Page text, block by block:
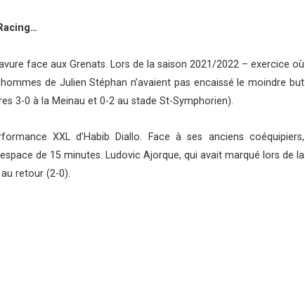
face aux Grenats. Lors de la saison 2021/2022 – exercice où
de Julien Stéphan n’avaient pas encaissé le moindre but
3-0 à la Meinau et 0-2 au stade St-Symphorien).
XXL d’Habib Diallo. Face à ses anciens coéquipiers,
de 15 minutes. Ludovic Ajorque, qui avait marqué lors de la
retour (2-0).